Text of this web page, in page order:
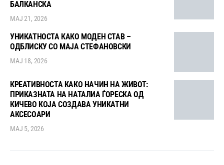
БАЛКАНСКА
МАЈ 21, 2026
УНИКАТНОСТА КАКО МОДЕН СТАВ –
ОДБЛИСКУ СО МАЈА СТЕФАНОВСКИ
МАЈ 18, 2026
КРЕАТИВНОСТА КАКО НАЧИН НА ЖИВОТ:
ПРИКАЗНАТА НА НАТАЛИА ЃОРЕСКА ОД
КИЧЕВО КОЈА СОЗДАВА УНИКАТНИ
АКСЕСОАРИ
МАЈ 5, 2026